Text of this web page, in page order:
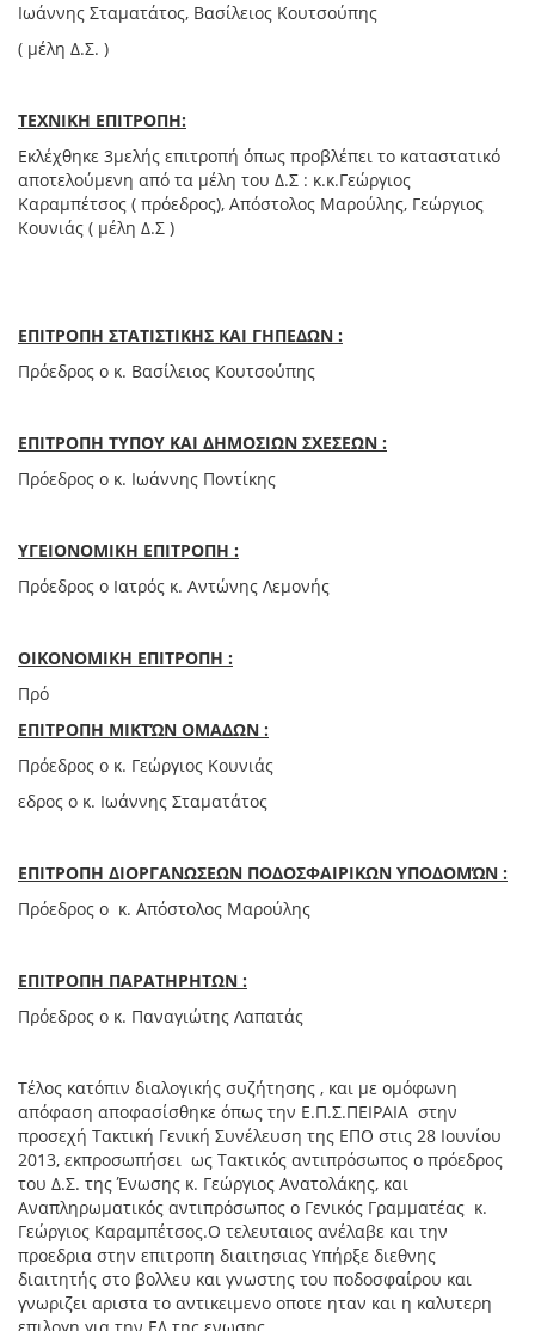
Ιωάννης Σταματάτος, Βασίλειος Κουτσούπης
( μέλη Δ.Σ. )
ΤΕΧΝΙΚΗ ΕΠΙΤΡΟΠΗ:
Εκλέχθηκε 3μελής επιτροπή όπως προβλέπει το καταστατικό
αποτελούμενη από τα μέλη του Δ.Σ : κ.κ.Γεώργιος
Καραμπέτσος ( πρόεδρος), Απόστολος Μαρούλης, Γεώργιος
Κουνιάς ( μέλη Δ.Σ )
ΕΠΙΤΡΟΠΗ ΣΤΑΤΙΣΤΙΚΗΣ ΚΑΙ ΓΗΠΕΔΩΝ :
Πρόεδρος ο κ. Βασίλειος Κουτσούπης
ΕΠΙΤΡΟΠΗ ΤΥΠΟΥ ΚΑΙ ΔΗΜΟΣΙΩΝ ΣΧΕΣΕΩΝ :
Πρόεδρος ο κ. Ιωάννης Ποντίκης
ΥΓΕΙΟΝΟΜΙΚΗ ΕΠΙΤΡΟΠΗ :
Πρόεδρος ο Ιατρός κ. Αντώνης Λεμονής
ΟΙΚΟΝΟΜΙΚΗ ΕΠΙΤΡΟΠΗ :
Πρό
ΕΠΙΤΡΟΠΗ ΜΙΚΤΏΝ ΟΜΑΔΩΝ :
Πρόεδρος ο κ. Γεώργιος Κουνιάς
εδρος ο κ. Ιωάννης Σταματάτος
ΕΠΙΤΡΟΠΗ ΔΙΟΡΓΑΝΩΣΕΩΝ ΠΟΔΟΣΦΑΙΡΙΚΩΝ ΥΠΟΔΟΜΏΝ :
Πρόεδρος ο κ. Απόστολος Μαρούλης
ΕΠΙΤΡΟΠΗ ΠΑΡΑΤΗΡΗΤΩΝ :
Πρόεδρος ο κ. Παναγιώτης Λαπατάς
Τέλος κατόπιν διαλογικής συζήτησης , και με ομόφωνη
απόφαση αποφασίσθηκε όπως την Ε.Π.Σ.ΠΕΙΡΑΙΑ στην
προσεχή Τακτική Γενική Συνέλευση της ΕΠΟ στις 28 Ιουνίου
2013, εκπροσωπήσει ως Τακτικός αντιπρόσωπος ο πρόεδρος
του Δ.Σ. της Ένωσης κ. Γεώργιος Ανατολάκης, και
Αναπληρωματικός αντιπρόσωπος ο Γενικός Γραμματέας κ.
Γεώργιος Καραμπέτσος.Ο τελευταιος ανέλαβε και την
προεδρια στην επιτροπη διαιτησιας Υπήρξε διεθνης
διαιτητής στο βολλευ και γνωστης του ποδοσφαίρου και
γνωριζει αριστα το αντικειμενο οποτε ηταν και η καλυτερη